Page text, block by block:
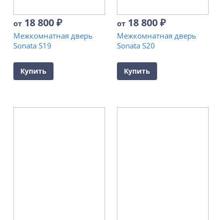
от 18 800₽
Межкомнатная дверь
Sonata S19
Купить
от 18 800₽
Межкомнатная дверь
Sonata S20
Купить